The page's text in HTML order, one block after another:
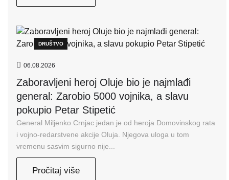
DRUŠTVO
06.08.2026
Zaboravljeni heroj Oluje bio je najmlađi
general: Zarobio 5000 vojnika, a slavu
pokupio Petar Stipetić
General Miljenko Crnjac jedan je od heroja Domovinskog rata
i vojno-redarstvene akcije Oluja. Njegova uloga u tom
vremenu sasvim sigurno nije...
Pročitaj više